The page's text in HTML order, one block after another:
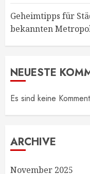
Geheimtipps für
bekannten
NEUESTE
Es sind keine
ARCHIVE
November 2025